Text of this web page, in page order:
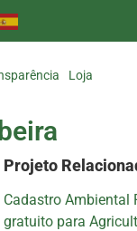
Loja
Projeto
Cadastro Ambiental
gratuito para